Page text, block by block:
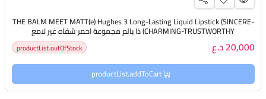
THE BALM MEET MATT(e) Hughes 3 Long-Lasting Liquid Lipstick (SINCERE-
CHARMING-TRUSTWORTHY) ذا بالم مجموعة احمر شفاه غير لامع
20,000 د.ع productList.outOfStock
productList.addToCart